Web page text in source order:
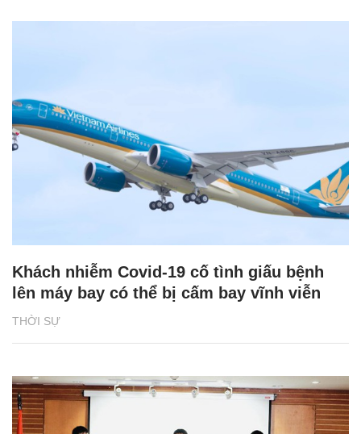
THỜI SỰ
Khách nhiễm Covid-19 cố tình giấu bệnh
lên máy bay có thể bị cấm bay vĩnh viễn